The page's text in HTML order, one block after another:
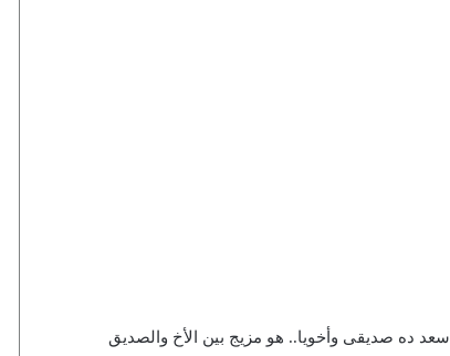
ده صديقى وأخويا.. هو مزيج بين الأخ والصديق